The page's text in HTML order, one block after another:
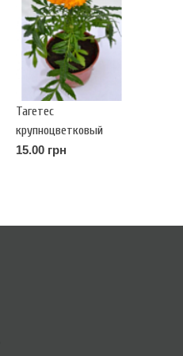
Тагетес
крупноцветковый
оранжевый (erecta)
15.00 грн